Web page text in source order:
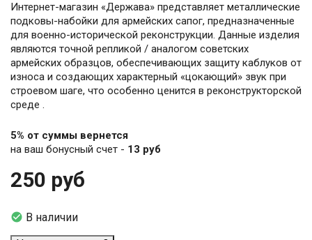
Интернет-магазин «Держава» представляет металлические
подковы-набойки для армейских сапог, предназначенные
для военно-исторической реконструкции. Данные изделия
являются точной репликой / аналогом советских
армейских образцов, обеспечивающих защиту каблуков от
износа и создающих характерный «цокающий» звук при
строевом шаге, что особенно ценится в реконструкторской
среде .
5% от суммы вернется
на ваш бонусный счет - 13 руб
250 руб
 В наличии